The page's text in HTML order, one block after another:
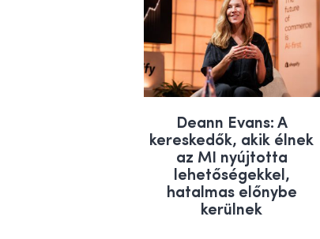
Deann Evans: A
kereskedők, akik élnek
az MI nyújtotta
lehetőségekkel,
hatalmas előnybe
kerülnek